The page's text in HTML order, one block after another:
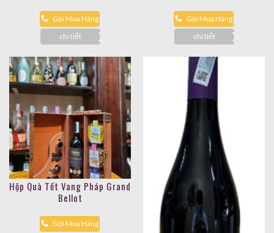
Gọi Mua Hàng
chi tiết
Gọi Mua Hàng
chi tiết
Hộp Quà Tết Vang Pháp Grand
Bellot
Gọi Mua Hàng